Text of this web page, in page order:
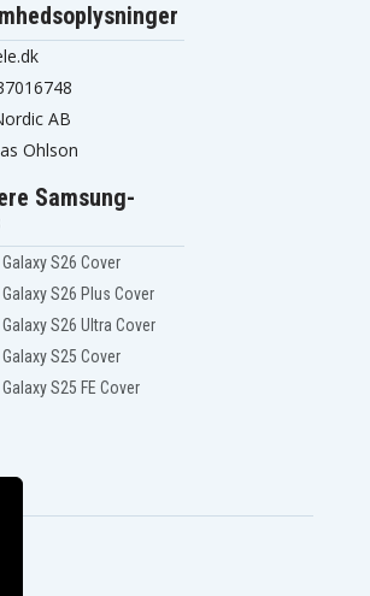
AB
Ohlson
Samsung-
S26 Cover
S26 Plus Cover
S26 Ultra Cover
S25 Cover
S25 FE Cover